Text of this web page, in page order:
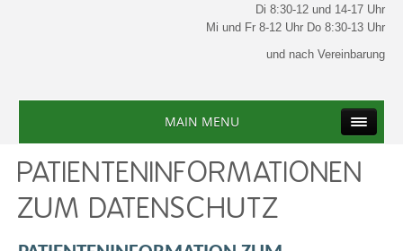
Di 8:30-12 und 14-17 Uhr
Mi und Fr 8-12 Uhr Do 8:30-13 Uhr
und nach Vereinbarung
MAIN MENU
PATIENTENINFORMATIONEN
ZUM DATENSCHUTZ